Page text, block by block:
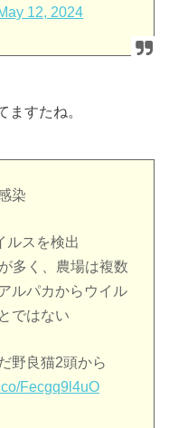
12, 2024
ますたね。
染
ルスを検出
多く、農場は複数
ルパカからウイル
ではない
野良猫2頭から
Fecgq9l4uO